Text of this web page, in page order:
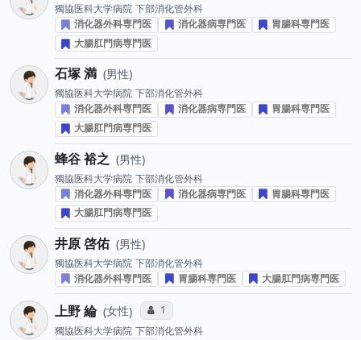
獨協医科大学病院 下部消化管外科
消化器外科専門医
消化器病専門医
胃腸科専門医
大腸肛門病専門医
石塚 満 男性
獨協医科大学病院 下部消化管外科
消化器外科専門医
消化器病専門医
胃腸科専門医
大腸肛門病専門医
蜂谷 裕之 男性
獨協医科大学病院 下部消化管外科
消化器外科専門医
消化器病専門医
胃腸科専門医
大腸肛門病専門医
井原 啓佑 男性
獨協医科大学病院 下部消化管外科
消化器外科専門医
胃腸科専門医 大腸肛門病専門医
上野 綸 女性 コミュニケーション・タイプ投票数
1
獨協医科大学病院 下部消化管外科